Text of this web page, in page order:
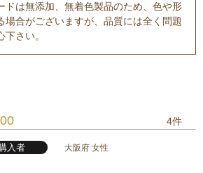
ドは無添加、無着色製品のため、色や形
場合がございますが、品質には全く問題
さい。
4
入者 大阪府 女性